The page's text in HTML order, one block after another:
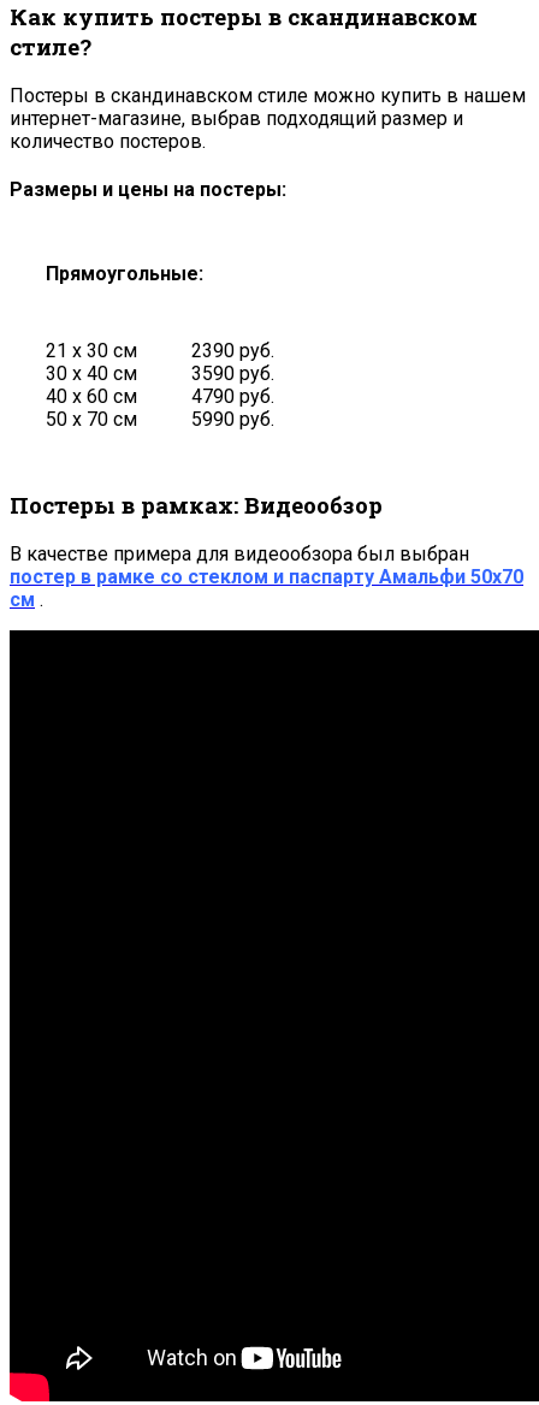
Как купить постеры в скандинавском
стиле?
Постеры в скандинавском стиле можно купить в нашем
интернет-магазине, выбрав подходящий размер и
количество постеров.
Размеры и цены на постеры:
Прямоугольные:
21 х 30 см
30 х 40 см
40 х 60 см
50 х 70 см
2390 руб.
3590 руб.
4790 руб.
5990 руб.
Постеры в рамках: Видеообзор
В качестве примера для видеообзора был выбран
постер в рамке со стеклом и паспарту Амальфи 50х70
см .